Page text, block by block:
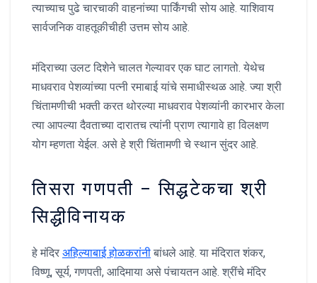
त्याच्याच पुढे चारचाकी वाहनांच्या पार्किंगची सोय आहे. याशिवाय
सार्वजनिक वाहतूकीचीही उत्तम सोय आहे.
मंदिराच्या उलट दिशेने चालत गेल्यावर एक घाट लागतो. येथेच
माधवराव पेशव्यांच्या पत्नी रमाबाई यांचे समाधीस्थळ आहे. ज्या श्री
चिंतामणीची भक्ती करत थोरल्या माधवराव पेशव्यांनी कारभार केला
त्या आपल्या दैवताच्या दारातच त्यांनी प्राण त्यागावे हा विलक्षण
योग म्हणता येईल. असे हे श्री चिंतामणी चे स्थान सुंदर आहे.
तिसरा गणपती – सिद्धटेकचा श्री
सिद्धीविनायक
हे मंदिर अहिल्याबाई होळकरांनी बांधले आहे. या मंदिरात शंकर,
विष्णू, सूर्य, गणपती, आदिमाया असे पंचायतन आहे. श्रींचे मंदिर